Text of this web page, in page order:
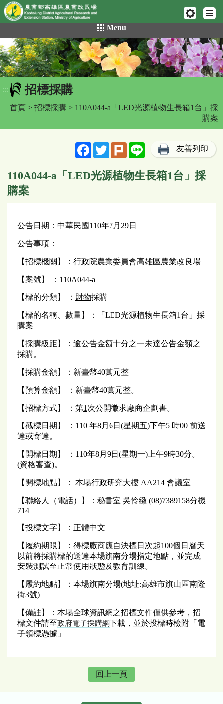
網頁置頂
到
主
要
內
容
區
Menu
::: 招標採購
首頁 > 招標採購 > 110A044-a「LED光源植物生長箱1台」採
購案
FacebookTwitterPlurk Line 友善列印
110A044-a「LED光源植物生長箱1台」採
購案
公告日期：中華民國110年7月29日
公告事項：
【招標機關】：行政院農業委員會高雄區農業改良場
【案號】 ：110A044-a
【標的分類】 ： 財物採購
【標的名稱、數量】：「LED光源植物生長箱1台」採
購案
【採購級距】：逾公告金額十分之一未達公告金額之
採購。
【採購金額】：新臺幣40萬元整
【預算金額】 ：新臺幣40萬元整。
【招標方式】 ：第1 次公開徵求廠商企劃書。
【截標日期】 ：110 年8月6日(星期五)下午5 時00 前送
達或寄達。
【開標日期】 ：110年8月9日(星期一)上午9時30分。
(資格審查)。
【開標地點】： 本場行政研究大樓 AA214 會議室
【聯絡人（電話）】：秘書室 吳怜緻 (08)7389158分機
714
【投標文字】：正體中文
【履約期限】：得標廠商應自決標日次起100個日曆天
以前將採購標的送達本場旗南分場指定地點，並完成
安裝測試至正常使用狀態及教育訓練。
【履約地點】：本場旗南分場(地址:高雄市旗山區南隆
街3號)
【備註】：本場全球資訊網之招標文件僅供參考，招
標文件請至政府電子採購網下載，並於投標時檢附「電
子領標憑據」
回上一頁